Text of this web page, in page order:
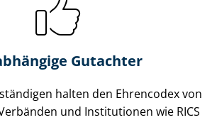
Gutachter
halten den Ehrencodex von
und Institutionen wie RICS